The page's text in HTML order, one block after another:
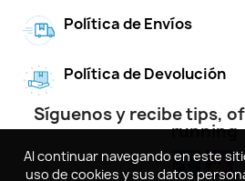
Al continuar navegando en este
uso de cookies y sus datos
Al continuar navegando en este
uso de cookies y sus datos
Política de Envíos
Política de Devolución
Síguenos y recibe tips,
running